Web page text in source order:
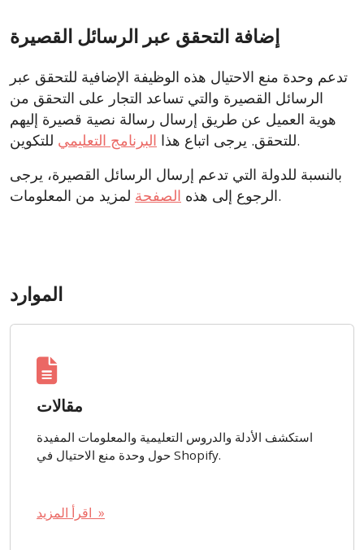
إضافة التحقق عبر الرسائل القصيرة
تدعم وحدة منع الاحتيال هذه الوظيفة الإضافية للتحقق عبر
الرسائل القصيرة والتي تساعد التجار على التحقق من
هوية العميل عن طريق إرسال رسالة نصية قصيرة إليهم
للتحقق. يرجى اتباع هذا البرنامج التعليمي
للتكوين.
بالنسبة للدولة التي تدعم إرسال الرسائل القصيرة، يرجى
الرجوع إلى هذه الصفحة لمزيد من المعلومات.
الموارد
مقالات
استكشف الأدلة والدروس التعليمية والمعلومات المفيدة
حول وحدة منع الاحتيال في Shopify.
اقرأ المزيد »